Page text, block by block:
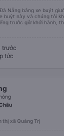
Nẵng bằng xe buýt
buýt này và chúng tôi
trước giờ khởi hành,
đúng địa điểm lúc 9
đã đến tận nơi giúp đỡ
đã xác nhận qua email.
rất tốt bụng và chu đáo
trước
tức
thị xã Quảng Trị